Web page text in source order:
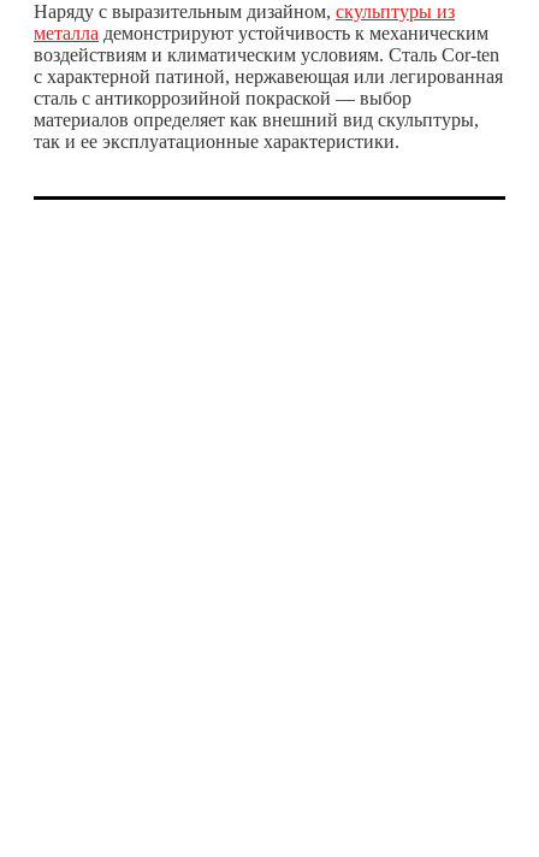
Наряду с выразительным дизайном, скульптуры из
металла демонстрируют устойчивость к механическим
воздействиям и климатическим условиям. Сталь Cor-ten
с характерной патиной, нержавеющая или легированная
сталь с антикоррозийной покраской — выбор
материалов определяет как внешний вид скульптуры,
так и ее эксплуатационные характеристики.